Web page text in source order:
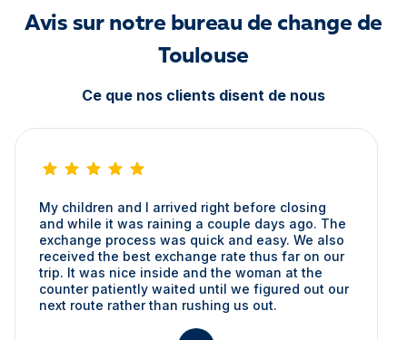
Avis sur notre bureau de change de
Toulouse
Ce que nos clients disent de nous
My children and I arrived right before closing
and while it was raining a couple days ago. The
exchange process was quick and easy. We also
received the best exchange rate thus far on our
trip. It was nice inside and the woman at the
counter patiently waited until we figured out our
next route rather than rushing us out.